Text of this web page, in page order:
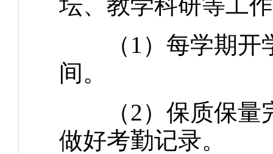
坛、教学科研等工
（1）每学期开学
间。
（2）保质保量完
做好考勤记录。